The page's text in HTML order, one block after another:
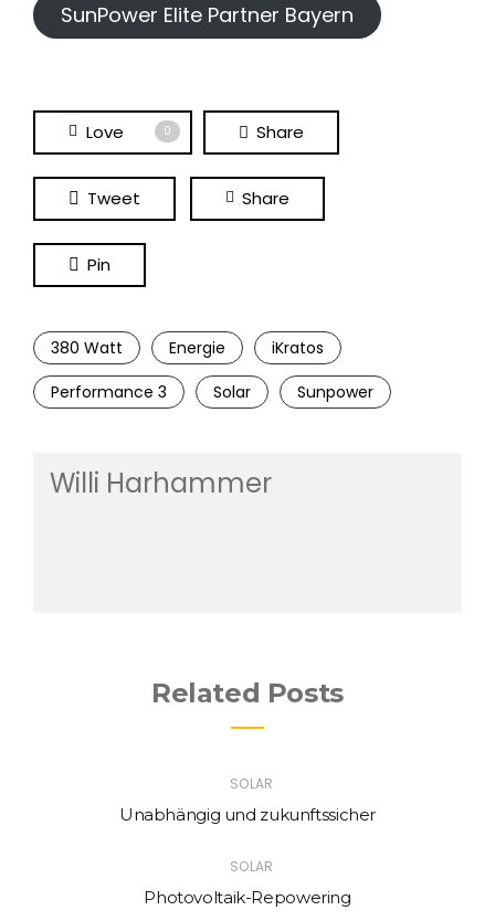
SunPower Elite Partner Bayern
Love 0 Share
Tweet Share
Pin
380 Watt Energie
iKratos
Performance 3
Solar Sunpower
Willi Harhammer
Related Posts
SOLAR
Unabhängig und zukunftssicher
SOLAR
Photovoltaik-Repowering